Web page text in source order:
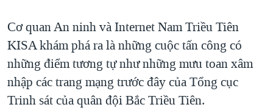
Cơ quan An ninh và Internet Nam Triều Tiên
KISA khám phá ra là những cuộc tấn công có
những điểm tương tự như những mưu toan xâm
nhập các trang mạng trước đây của Tổng cục
Trinh sát của quân đội Bắc Triều Tiên.